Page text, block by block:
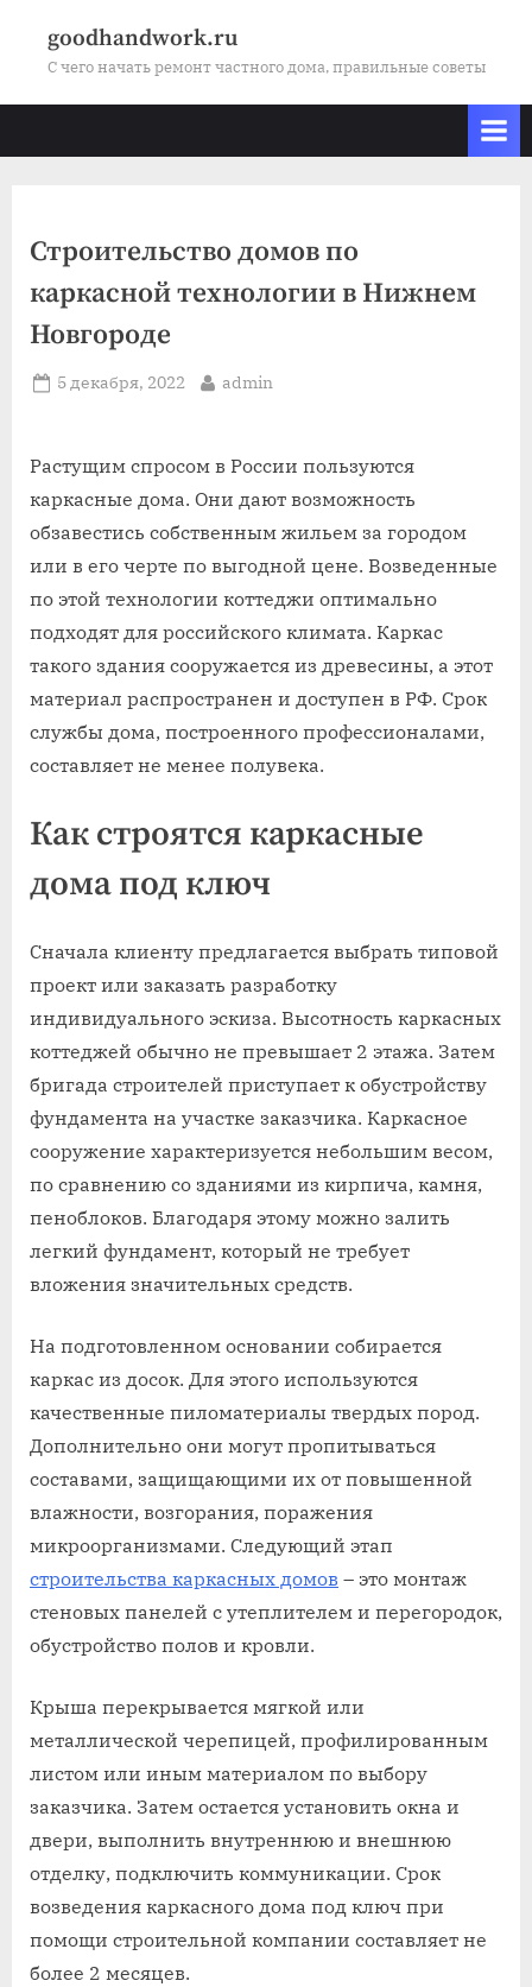
goodhandwork.ru
С чего начать ремонт частного дома, правильные советы
Строительство домов по
каркасной технологии в Нижнем
Новгороде
Posted
5 декабря, 2022 By
admin
Растущим спросом в России пользуются
каркасные дома. Они дают возможность
обзавестись собственным жильем за городом
или в его черте по выгодной цене. Возведенные
по этой технологии коттеджи оптимально
подходят для российского климата. Каркас
такого здания сооружается из древесины, а этот
материал распространен и доступен в РФ. Срок
службы дома, построенного профессионалами,
составляет не менее полувека.
Как строятся каркасные
дома под ключ
Сначала клиенту предлагается выбрать типовой
проект или заказать разработку
индивидуального эскиза. Высотность каркасных
коттеджей обычно не превышает 2 этажа. Затем
бригада строителей приступает к обустройству
фундамента на участке заказчика. Каркасное
сооружение характеризуется небольшим весом,
по сравнению со зданиями из кирпича, камня,
пеноблоков. Благодаря этому можно залить
легкий фундамент, который не требует
вложения значительных средств.
На подготовленном основании собирается
каркас из досок. Для этого используются
качественные пиломатериалы твердых пород.
Дополнительно они могут пропитываться
составами, защищающими их от повышенной
влажности, возгорания, поражения
микроорганизмами. Следующий этап
строительства каркасных домов – это монтаж
стеновых панелей с утеплителем и перегородок,
обустройство полов и кровли.
Крыша перекрывается мягкой или
металлической черепицей, профилированным
листом или иным материалом по выбору
заказчика. Затем остается установить окна и
двери, выполнить внутреннюю и внешнюю
отделку, подключить коммуникации. Срок
возведения каркасного дома под ключ при
помощи строительной компании составляет не
более 2 месяцев.